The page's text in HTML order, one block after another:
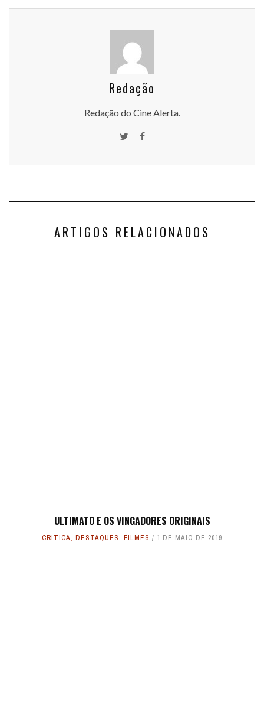
Redação
Redação do Cine Alerta.
ARTIGOS RELACIONADOS
ULTIMATO E OS VINGADORES ORIGINAIS
CRÍTICA, DESTAQUES, FILMES 1 DE MAIO DE 2019